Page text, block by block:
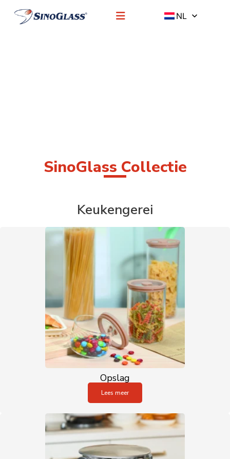
NL
SinoGlass Collectie
Keukengerei
Opslag
Lees meer